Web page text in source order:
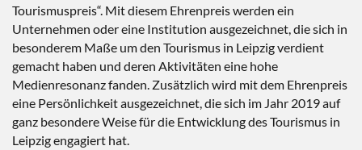
Tourismuspreis“. Mit diesem Ehrenpreis werden ein
Unternehmen oder eine Institution ausgezeichnet, die sich in
besonderem Maße um den Tourismus in Leipzig verdient
gemacht haben und deren Aktivitäten eine hohe
Medienresonanz fanden. Zusätzlich wird mit dem Ehrenpreis
eine Persönlichkeit ausgezeichnet, die sich im Jahr 2019 auf
ganz besondere Weise für die Entwicklung des Tourismus in
Leipzig engagiert hat.